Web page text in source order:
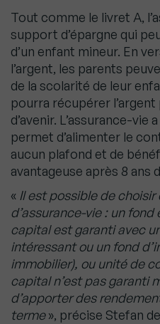
Tout comme le livret A,
support d’épargne qui
d’un enfant mineur. En
l’argent, les parents
de la scolarité de leur
pourra récupérer
d’avenir. L’assurance-vie
permet d’alimenter le
aucun plafond et de
avantageuse après 8 ans
« Il est possible de
d’assurance-vie : un fond
capital est garanti avec
intéressant ou un fond
immobilier), ou unité de
capital n’est pas garanti
d’apporter des
terme», précise Stefan